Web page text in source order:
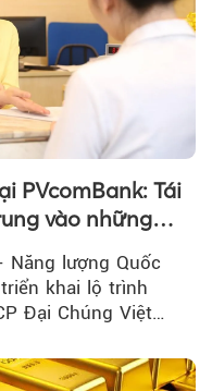
PVcomBank: Tái
vào những
Năng lượng Quốc
khai lộ trình
Đại Chúng Việt